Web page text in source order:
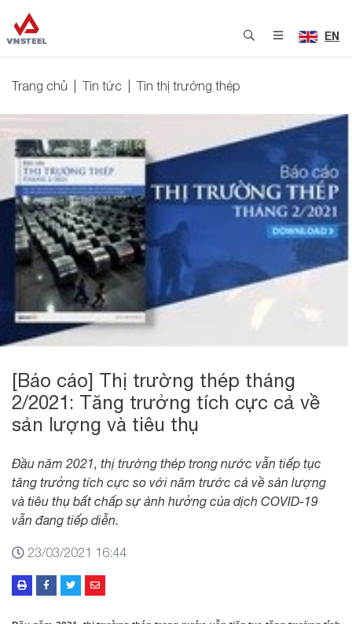
EN
Trang chủ Tin tức Tin thị trường thép
[Báo cáo] Thị trường thép tháng
2/2021: Tăng trưởng tích cực cả về
sản lượng và tiêu thụ
Đầu năm 2021, thị trường thép trong nước vẫn tiếp tục
tăng trưởng tích cực so với năm trước cả về sản lượng
và tiêu thụ bất chấp sự ảnh hưởng của dịch COVID-19
vẫn đang tiếp diễn.
23/03/2021 16:44